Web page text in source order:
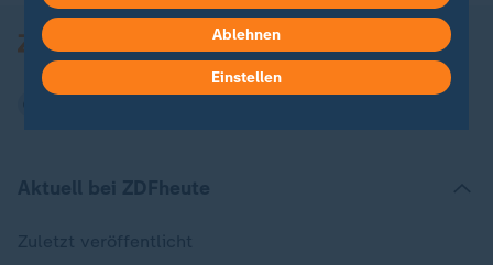
Ablehnen
Einstellen